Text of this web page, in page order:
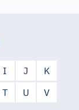
I J
K
T U
V